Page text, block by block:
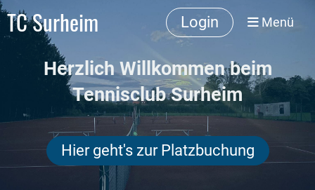
TC Surheim Login Menü
Herzlich Willkommen beim
Tennisclub Surheim
Hier geht's zur Platzbuchung